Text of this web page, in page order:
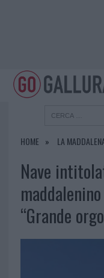
HOME LA
Nave
“Grande